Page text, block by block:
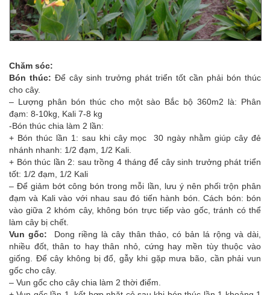
Chăm sóc:
Bón thúc: Để cây sinh trưởng phát triển tốt cần phải bón thúc
cho cây.
– Lượng phân bón thúc cho một sào Bắc bộ 360m2 là: Phân
đạm: 8-10kg, Kali 7-8 kg
-Bón thúc chia làm 2 lần:
+ Bón thúc lần 1: sau khi cây mọc 30 ngày nhằm giúp cây đẻ
nhánh nhanh: 1/2 đạm, 1/2 Kali.
+ Bón thúc lần 2: sau trồng 4 tháng để cây sinh trưởng phát triển
tốt: 1/2 đạm, 1/2 Kali
– Để giảm bớt công bón trong mỗi lần, lưu ý nên phối trộn phân
đạm và Kali vào với nhau sau đó tiến hành bón. Cách bón: bón
vào giữa 2 khóm cây, không bón trực tiếp vào gốc, tránh có thể
làm cây bị chết.
Vun gốc: Dong riềng là cây thân thảo, có bản lá rộng và dài,
nhiều đốt, thân to hay thân nhỏ, cứng hay mền tùy thuộc vào
giống. Để cây không bị đổ, gẫy khi gặp mưa bão, cần phải vun
gốc cho cây.
– Vun gốc cho cây chia làm 2 thời điểm.